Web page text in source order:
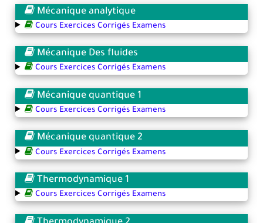
Mécanique analytique
Cours Exercices Corrigés Examens
Mécanique Des fluides
Cours Exercices Corrigés Examens
Mécanique quantique 1
Cours Exercices Corrigés Examens
Mécanique quantique 2
Cours Exercices Corrigés Examens
Thermodynamique 1
Cours Exercices Corrigés Examens